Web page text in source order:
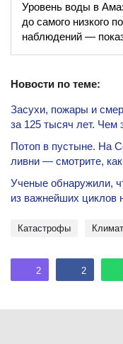
Уровень воды в
до самого низкого
наблюдений —
Новости по теме:
Засухи, пожары и
за 125 тысяч лет. Чем
Потоп в пустыне. На
ливни — смотрите,
Ученые обнаружили,
из важнейших циклов
катастрофы климат
2 2